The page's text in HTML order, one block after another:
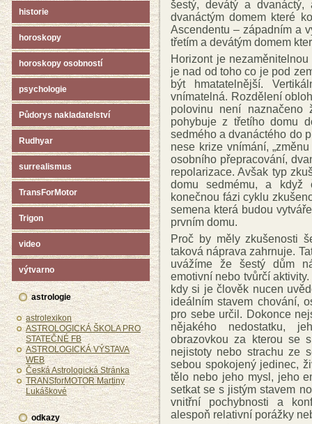
historie
horoskopy
horoskopy osobností
psychologie
Půdorys nakladatelství
Rudhyar
surrealismus
TransForMotor
Trigon
video
výtvarno
astrologie
astrolexikon
ASTROLOGICKÁ ŠKOLA PRO
STATEČNÉ FB
ASTROLOGICKÁ VÝSTAVA
WEB
Česká Astrologická Stránka
TRANSforMOTOR Martiny
Lukáškové
odkazy
šestý, devátý a
dvanáctým domem které
Ascendentu – západním a
třetím a devátým domem
Horizont je
je nad od toho co je pod
být hmatatelnější.
vnímatelná. Rozdělení
polovinu není naznačeno
pohybuje z třetího domu
sedmého a dvanáctého do
nese krize vnímání,
osobního přepracování,
repolarizace. Avšak typ
domu sedmému, a když
konečnou fázi cyklu
semena která budou
prvním domu.
Proč by měly zkušenosti
taková náprava zahrnuje.
uvážíme že šestý dům
emotivní nebo tvůrčí
kdy si je člověk nucen
ideálním stavem chování,
pro sebe určil. Dokonce
nějakého nedostatku,
obrazovkou za kterou se
nejistoty nebo strachu ze
sebou spokojený jedinec,
tělo nebo jeho mysl, jeho
setkat se s jistým stavem
vnitřní pochybnosti a
alespoň relativní porážky